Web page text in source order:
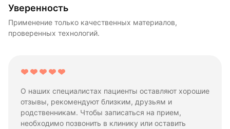
Уверенность
Применение только качественных материалов,
проверенных технологий.
О наших специалистах пациенты оставляют хорошие
отзывы, рекомендуют близким, друзьям и
родственникам. Чтобы записаться на прием,
необходимо позвонить в клинику или оставить